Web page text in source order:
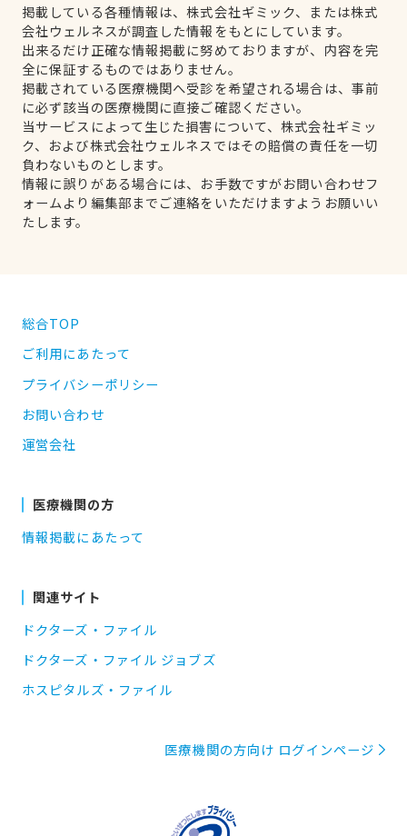
掲載している各種情報は、株式会社ギミック、または株式
会社ウェルネスが調査した情報をもとにしています。
出来るだけ正確な情報掲載に努めておりますが、内容を完
全に保証するものではありません。
掲載されている医療機関へ受診を希望される場合は、事前
に必ず該当の医療機関に直接ご確認ください。
当サービスによって生じた損害について、株式会社ギミッ
ク、および株式会社ウェルネスではその賠償の責任を一切
負わないものとします。
情報に誤りがある場合には、お手数ですがお問い合わせフ
ォームより編集部までご連絡をいただけますようお願いい
たします。
総合TOP
ご利用にあたって
プライバシーポリシー
お問い合わせ
運営会社
医療機関の方
情報掲載にあたって
関連サイト
ドクターズ・ファイル
ドクターズ・ファイル ジョブズ
ホスピタルズ・ファイル
医療機関の方向け ログインページ